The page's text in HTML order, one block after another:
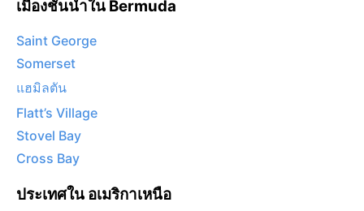
เมืองชั้นนำใน Bermuda
Saint George
Somerset
แฮมิลตัน
Flatt’s Village
Stovel Bay
Cross Bay
ประเทศใน อเมริกาเหนือ